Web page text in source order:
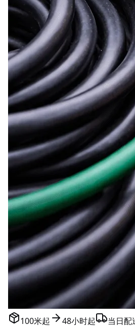
100米起 48小时起 当日配